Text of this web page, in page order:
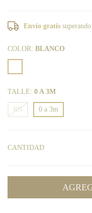
Envío gratis
COLOR: BLANCO
TALLE: 0 A 3M
RN 0 a 3m
CANTIDAD